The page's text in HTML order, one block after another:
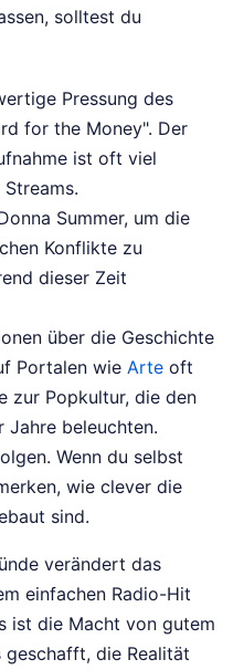
solltest du
Pressung des
for the Money". Der
ist oft viel
Summer, um die
Konflikte zu
dieser Zeit
über die Geschichte
Portalen wie Arte oft
zur Popkultur, die den
Jahre beleuchten.
Wenn du selbst
wie clever die
sind.
verändert das
einfachen Radio-Hit
ist die Macht von gutem
geschafft, die Realität